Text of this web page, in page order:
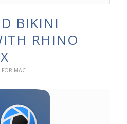
BIKINI
RHINO
MAC